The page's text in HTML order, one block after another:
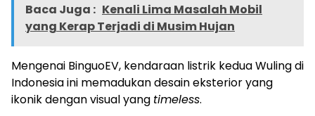
Baca Juga : Kenali Lima Masalah Mobil
yang Kerap Terjadi di Musim Hujan
Mengenai BinguoEV, kendaraan listrik kedua Wuling di
Indonesia ini memadukan desain eksterior yang
ikonik dengan visual yang timeless.